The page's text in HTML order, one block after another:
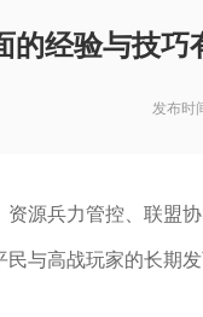
的经验与技巧
发布时
源兵力管控、联盟
与高战玩家的长期